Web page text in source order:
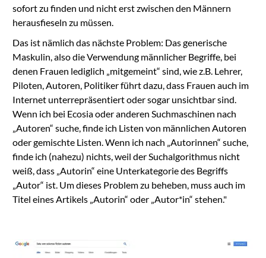
sofort zu finden und nicht erst zwischen den Männern
herausfieseln zu müssen.
Das ist nämlich das nächste Problem: Das generische
Maskulin, also die Verwendung männlicher Begriffe, bei
denen Frauen lediglich „mitgemeint“ sind, wie z.B. Lehrer,
Piloten, Autoren, Politiker führt dazu, dass Frauen auch im
Internet unterrepräsentiert oder sogar unsichtbar sind.
Wenn ich bei Ecosia oder anderen Suchmaschinen nach
„Autoren“ suche, finde ich Listen von männlichen Autoren
oder gemischte Listen. Wenn ich nach „Autorinnen“ suche,
finde ich (nahezu) nichts, weil der Suchalgorithmus nicht
weiß, dass „Autorin“ eine Unterkategorie des Begriffs
„Autor“ ist. Um dieses Problem zu beheben, muss auch im
Titel eines Artikels „Autorin“ oder „Autor*in“ stehen."